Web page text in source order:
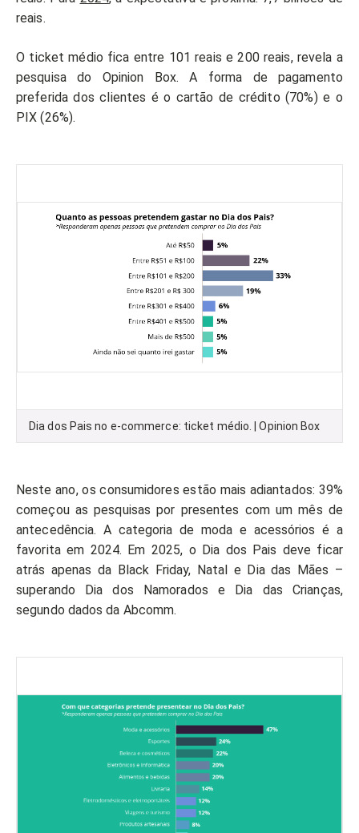
reais.
O ticket médio fica entre 101 reais e 200 reais, revela a
pesquisa do Opinion Box. A forma de pagamento
preferida dos clientes é o cartão de crédito (70%) e o
PIX (26%).
Dia dos Pais no e-commerce: ticket médio. | Opinion Box
Neste ano, os consumidores estão mais adiantados: 39%
começou as pesquisas por presentes com um mês de
antecedência. A categoria de moda e acessórios é a
favorita em 2024. Em 2025, o Dia dos Pais deve ficar
atrás apenas da Black Friday, Natal e Dia das Mães –
superando Dia dos Namorados e Dia das Crianças,
segundo dados da Abcomm.